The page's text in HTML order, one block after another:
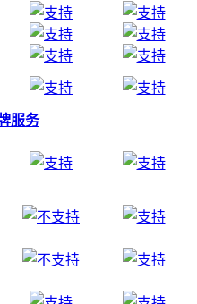
服务